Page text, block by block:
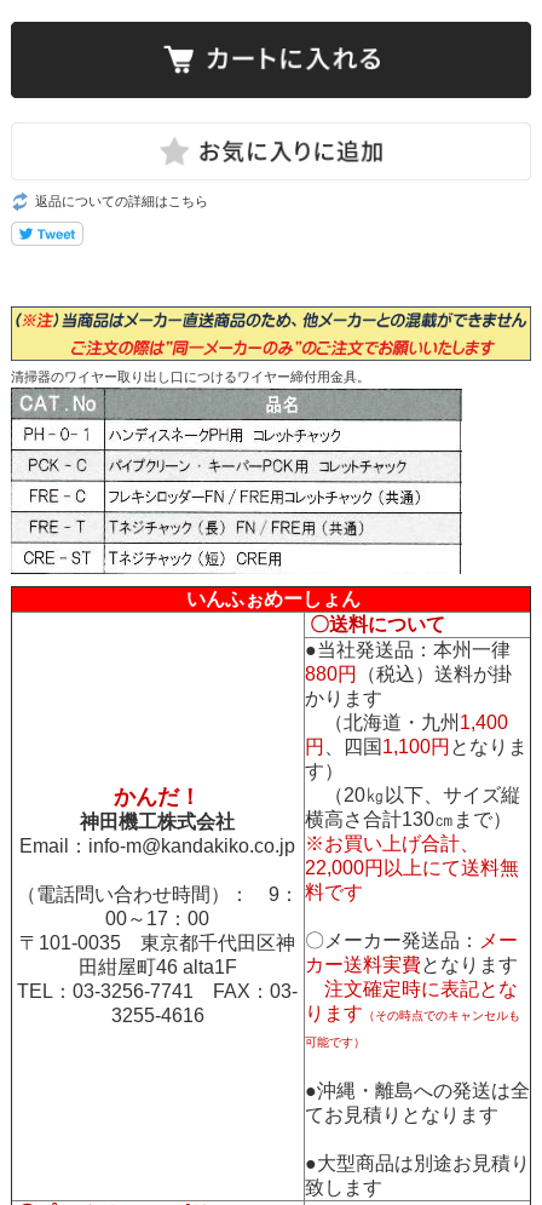
返品についての詳細はこちら
清掃器のワイヤー取り出し口につけるワイヤー締付用金具。
いんふぉめーしょん
かんだ！
神田機工株式会社
Email： info-m@kandakiko.co.jp
（電話問い合わせ時間）： 9：
00～17：00
〒101-0035 東京都千代田区神
田紺屋町46 alta1F
TEL：03-3256-7741 FAX：03-
3255-4616
〇送料について
●当社発送品：本州一律
880円
（税込）送料が掛
かります
（北海道・九州 1,400
円
、四国 1,100円 となりま
す）
（20㎏以下、サイズ縦
横高さ合計130㎝まで）
※お買い上げ合計、
22,000円以上にて送料無
料です
〇メーカー発送品：
メー
カー送料実費となります
注文確定時に表記とな
ります （その時点でのキャンセルも
可能です）
●沖縄・離島への発送は全
てお見積りとなります
●大型商品は別途お見積り
致します